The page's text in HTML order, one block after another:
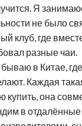
Я
не было
клуб, где
разные чаи.
в Китае, где
Каждая
купить, она
в